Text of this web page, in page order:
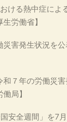
ける熱中症によ
労働省】
災害発生状況を
和７年の労働災
局】
安全週間」を7